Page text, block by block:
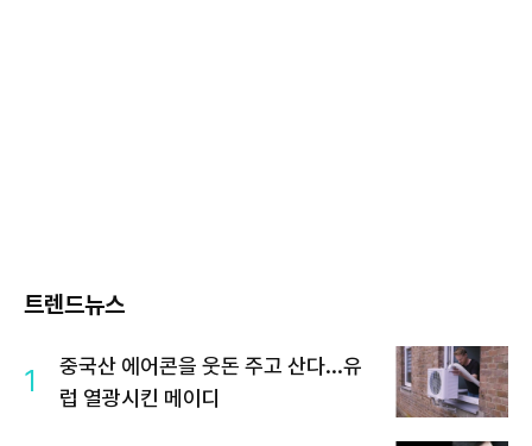
트렌드뉴스
1
중국산 에어콘을 웃돈 주고 산다...유
럽 열광시킨 메이디